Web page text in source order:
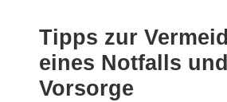
Tipps zur
eines Notfalls und
Vorsorge